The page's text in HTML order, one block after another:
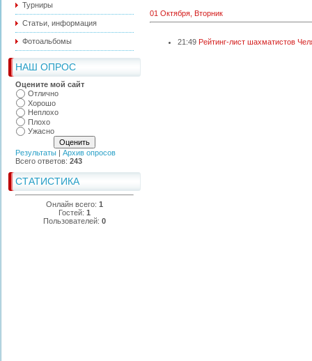
Турниры
Статьи, информация
Фотоальбомы
НАШ ОПРОС
Оцените мой сайт
Отлично
Хорошо
Неплохо
Плохо
Ужасно
Результаты | Архив опросов
Всего ответов: 243
СТАТИСТИКА
Онлайн всего: 1
Гостей: 1
Пользователей: 0
01 Октября, Вторник
21:49 Рейтинг-лист шахматистов